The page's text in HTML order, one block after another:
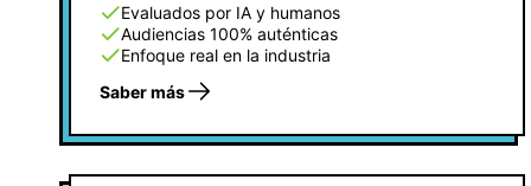
Evaluados por IA y humanos
Audiencias 100% auténticas
Enfoque real en la industria
Saber más